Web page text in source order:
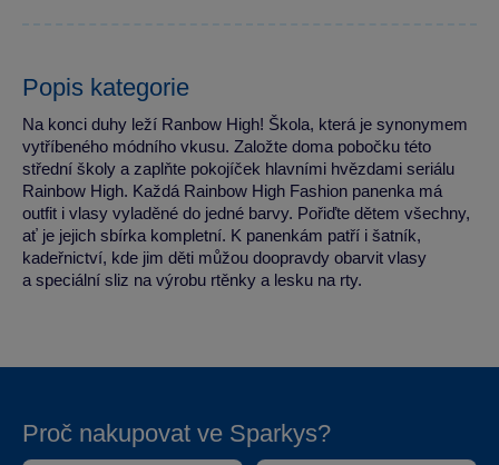
Popis kategorie
Na konci duhy leží Ranbow High! Škola, která je synonymem
vytříbeného módního vkusu. Založte doma pobočku této
střední školy a zaplňte pokojíček hlavními hvězdami seriálu
Rainbow High. Každá Rainbow High Fashion panenka má
outfit i vlasy vyladěné do jedné barvy. Pořiďte dětem všechny,
ať je jejich sbírka kompletní. K panenkám patří i šatník,
kadeřnictví, kde jim děti můžou doopravdy obarvit vlasy
a speciální sliz na výrobu rtěnky a lesku na rty.
Proč nakupovat ve Sparkys?